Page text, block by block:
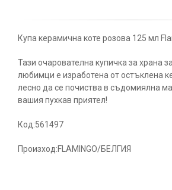
Купа керамична коте розова 125 мл
Тази очарователна купичка за храна
любимци е изработена от остъклена
лесно да се почиства в съдомиялна
вашия пухкав приятел!
Код:561497
Произход:FLAMINGO/БЕЛГИЯ